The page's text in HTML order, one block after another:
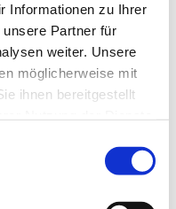
Informationen zu Ihrer
Partner für
weiter. Unsere
möglicherweise mit
ihnen bereitgestellt
Schätzle, Geistlicher
von radio horeb
im radio
katholischer
wertvoller Begleiter